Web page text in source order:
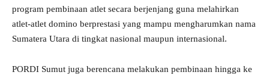
program pembinaan atlet secara berjenjang guna melahirkan
atlet-atlet domino berprestasi yang mampu mengharumkan nama
Sumatera Utara di tingkat nasional maupun internasional.
PORDI Sumut juga berencana melakukan pembinaan hingga ke